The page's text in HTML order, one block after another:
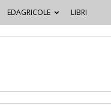
EDAGRICOLE LIBRI